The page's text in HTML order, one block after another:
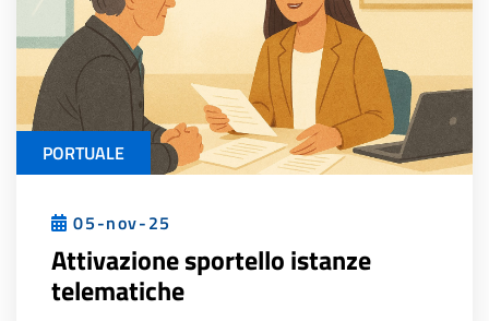
PORTUALE
05-nov-25
Attivazione sportello istanze
telematiche